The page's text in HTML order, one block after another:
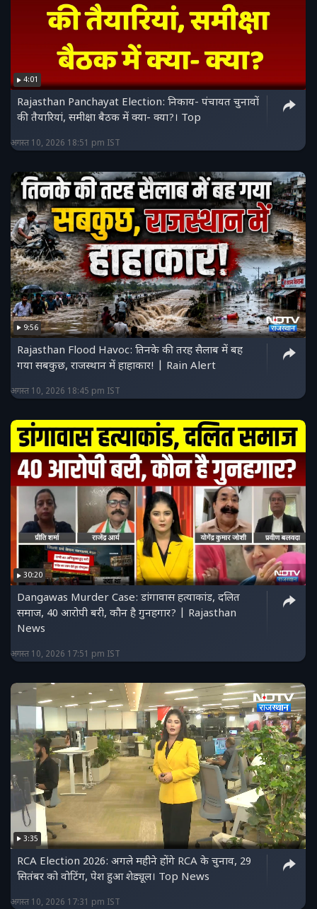
4:01
Rajasthan Panchayat Election: निकाय- पंचायत चुनावों
की तैयारियां, समीक्षा बैठक में क्या- क्या?। Top
अगस्त 10, 2026 18:51 pm IST
9:56
Rajasthan Flood Havoc: तिनके की तरह सैलाब में बह
गया सबकुछ, राजस्थान में हाहाकार! | Rain Alert
अगस्त 10, 2026 18:45 pm IST
30:20
Dangawas Murder Case: डांगावास हत्याकांड, दलित
समाज, 40 आरोपी बरी, कौन है गुनहगार? | Rajasthan
News
अगस्त 10, 2026 17:51 pm IST
3:35
RCA Election 2026: अगले महीने होंगे RCA के चुनाव, 29
सितंबर को वोटिंग, पेश हुआ शेड्यूल। Top News
अगस्त 10, 2026 17:31 pm IST